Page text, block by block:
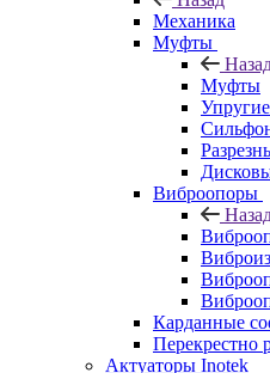
Механика
Муфты
Муфты
Виброопоры
Карданные
Перекрестно
Актуаторы Inotek